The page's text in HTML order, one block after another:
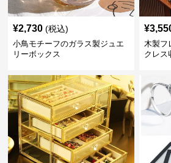
¥2,730 (税込)
小鳥モチーフのガラス製ジュエ
リーボックス
¥
木製フ
クレス